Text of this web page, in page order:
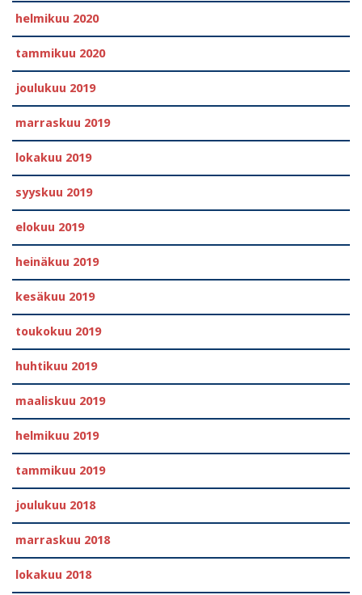
helmikuu 2020
tammikuu 2020
joulukuu 2019
marraskuu 2019
lokakuu 2019
syyskuu 2019
elokuu 2019
heinäkuu 2019
kesäkuu 2019
toukokuu 2019
huhtikuu 2019
maaliskuu 2019
helmikuu 2019
tammikuu 2019
joulukuu 2018
marraskuu 2018
lokakuu 2018